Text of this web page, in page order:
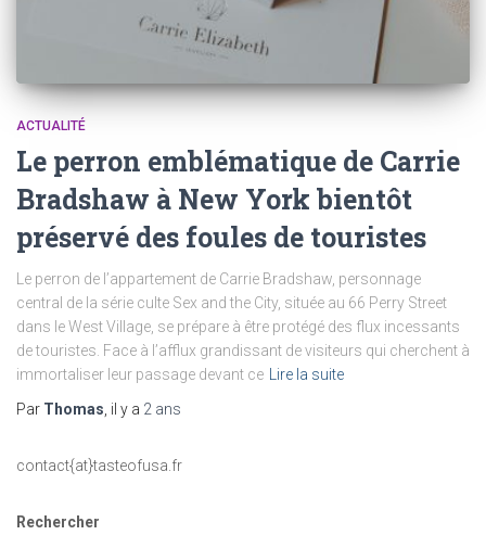
ACTUALITÉ
Le perron emblématique de Carrie
Bradshaw à New York bientôt
préservé des foules de touristes
Le perron de l’appartement de Carrie Bradshaw, personnage
central de la série culte Sex and the City, située au 66 Perry Street
dans le West Village, se prépare à être protégé des flux incessants
de touristes. Face à l’afflux grandissant de visiteurs qui cherchent à
immortaliser leur passage devant ce
Lire la suite
Par Thomas , il y a 2 ans
contact{at}tasteofusa.fr
Rechercher